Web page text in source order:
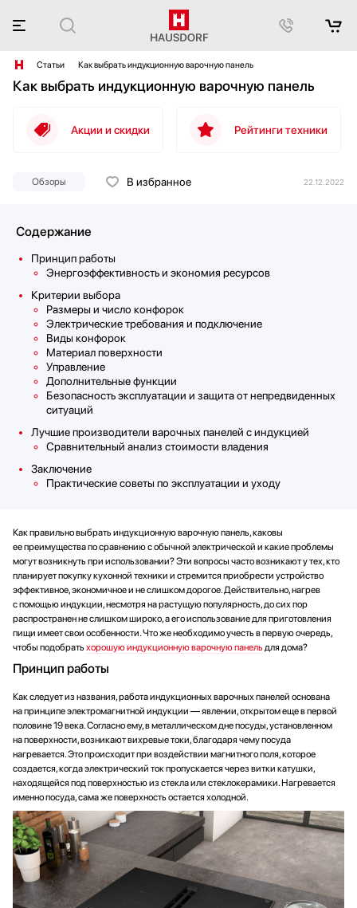
Статьи Как выбрать индукционную варочную панель
Как выбрать индукционную варочную панель
Акции и скидки Рейтинги техники
Обзоры В избранное 22.12.2022
Содержание
Принцип работы
Энергоэффективность и экономия ресурсов
Критерии выбора
Размеры и число конфорок
Электрические требования и подключение
Виды конфорок
Материал поверхности
Управление
Дополнительные функции
Безопасность эксплуатации и защита от непредвиденных
ситуаций
Лучшие производители варочных панелей с индукцией
Сравнительный анализ стоимости владения
Заключение
Практические советы по эксплуатации и уходу
Как правильно выбрать индукционную варочную панель, каковы
ее преимущества по сравнению с обычной электрической и какие проблемы
могут возникнуть при использовании? Эти вопросы часто возникают у тех, кто
планирует покупку кухонной техники и стремится приобрести устройство
эффективное, экономичное и не слишком дорогое. Действительно, нагрев
с помощью индукции, несмотря на растущую популярность, до сих пор
распространен не слишком широко, а его использование для приготовления
пищи имеет свои особенности. Что же необходимо учесть в первую очередь,
чтобы подобрать хорошую индукционную варочную панель для дома?
Принцип работы
Как следует из названия, работа индукционных варочных панелей основана
на принципе электромагнитной индукции — явлении, открытом еще в первой
половине 19 века. Согласно ему, в металлическом дне посуды, установленном
на поверхности, возникают вихревые токи, благодаря чему посуда
нагревается. Это происходит при воздействии магнитного поля, которое
создается, когда электрический ток пропускается через витки катушки,
находящейся под поверхностью из стекла или стеклокерамики. Нагревается
именно посуда, сама же поверхность остается холодной.